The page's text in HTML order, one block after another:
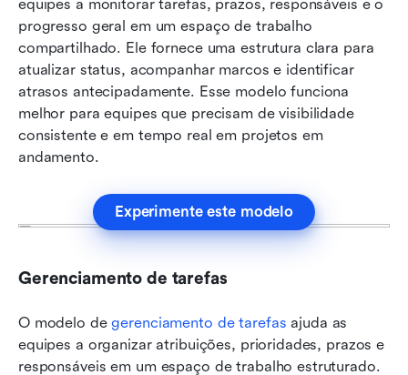
equipes a monitorar tarefas, prazos, responsáveis e o
progresso geral em um espaço de trabalho
compartilhado. Ele fornece uma estrutura clara para
atualizar status, acompanhar marcos e identificar
atrasos antecipadamente. Esse modelo funciona
melhor para equipes que precisam de visibilidade
consistente e em tempo real em projetos em
andamento.
Experimente este modelo
Gerenciamento de tarefas
O modelo de gerenciamento de tarefas ajuda as
equipes a organizar atribuições, prioridades, prazos e
responsáveis em um espaço de trabalho estruturado.